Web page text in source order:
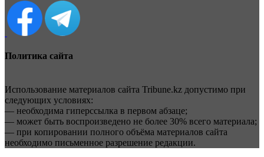
Политика сайта
Использование материалов сайта Tribune.kz допустимо при
следующих условиях:
— необходима гиперссылка в первом абзаце;
— может быть воспроизведено не более 30% всего материала;
— при копировании полного объёма материалов сайта
необходимо письменное разрешение редакции.